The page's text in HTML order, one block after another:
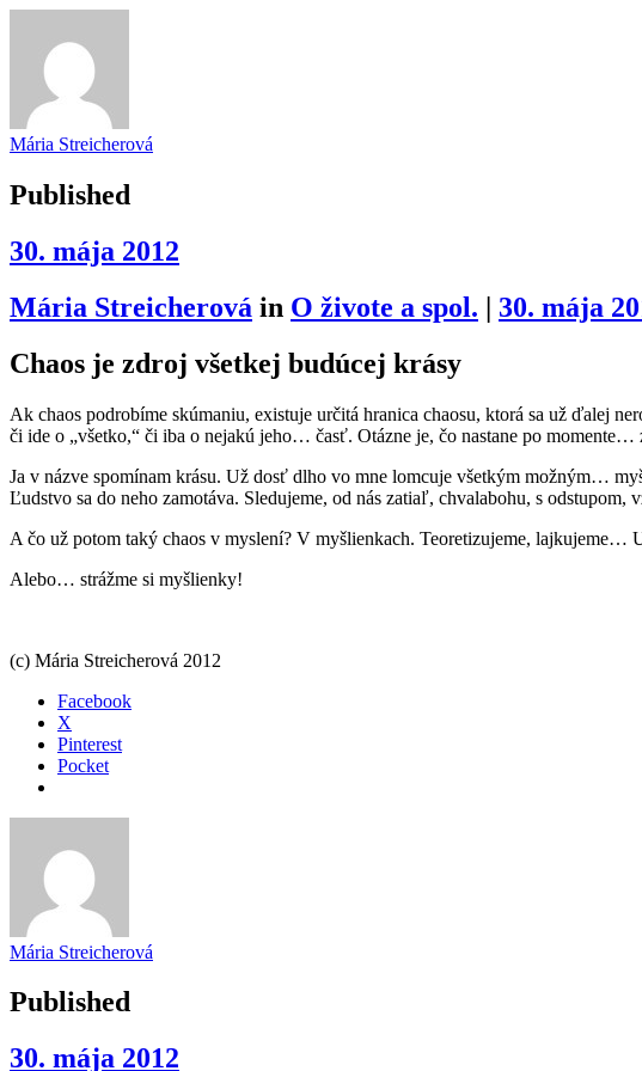
Mária Streicherová
Published
30. mája 2012
Mária Streicherová in O živote a spol. | 30. mája
Chaos je zdroj všetkej budúcej krásy
Ak chaos podrobíme skúmaniu, existuje určitá hranica chaosu, ktorá sa už ďalej
či ide o „všetko,“ či iba o nejakú jeho… časť. Otázne je, čo nastane po momente…
Ja v názve spomínam krásu. Už dosť dlho vo mne lomcuje všetkým možným…
Ľudstvo sa do neho zamotáva. Sledujeme, od nás zatiaľ, chvalabohu, s
A čo už potom taký chaos v myslení? V myšlienkach. Teoretizujeme,
Alebo… strážme si myšlienky!
(c) Mária Streicherová 2012
Facebook
X
Pinterest
Pocket
Mária Streicherová
Published
30. mája 2012